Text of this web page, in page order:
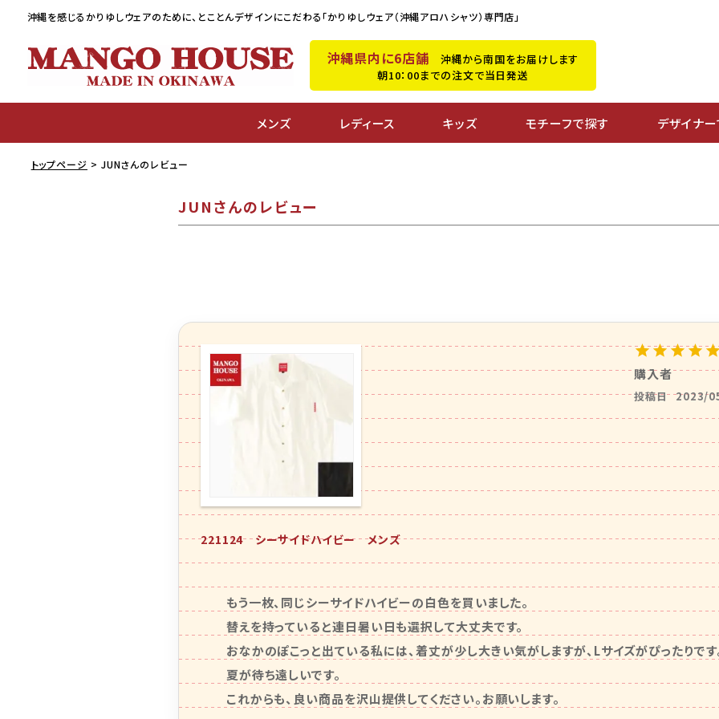
沖縄を感じるかりゆしウェアのために、 とことんデザインにこだわる「かりゆしウェア（沖縄アロハシャツ）専門店」
沖縄県内に6店舗 沖縄から南国をお届けします
朝10：00までの注文で当日発送
メンズ レディース キッズ モチーフで探す デザイナ
トップページ JUNさんのレビュー
JUNさんのレビュー
221124 シーサイドハイビー メンズ
購入者
投稿日 2023/
もう一枚、同じシーサイドハイビーの白色を買いました。
替えを持っていると連日暑い日も選択して大丈夫です。
おなかのぽこっと出ている私には、着丈が少し大きい気がしますが、Lサイズがぴったりです
夏が待ち遠しいです。
これからも、良い商品を沢山提供してください。お願いします。